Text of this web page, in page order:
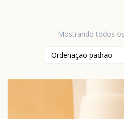
Mostrando todos